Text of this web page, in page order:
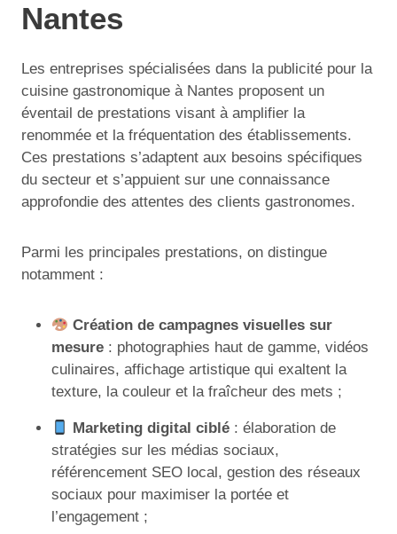
Nantes
Les entreprises spécialisées dans la publicité pour la
cuisine gastronomique à Nantes proposent un
éventail de prestations visant à amplifier la
renommée et la fréquentation des établissements.
Ces prestations s’adaptent aux besoins spécifiques
du secteur et s’appuient sur une connaissance
approfondie des attentes des clients gastronomes.
Parmi les principales prestations, on distingue
notamment :
Création de campagnes visuelles sur
mesure : photographies haut de gamme, vidéos
culinaires, affichage artistique qui exaltent la
texture, la couleur et la fraîcheur des mets ;
Marketing digital ciblé : élaboration de
stratégies sur les médias sociaux,
référencement SEO local, gestion des réseaux
sociaux pour maximiser la portée et
l’engagement ;